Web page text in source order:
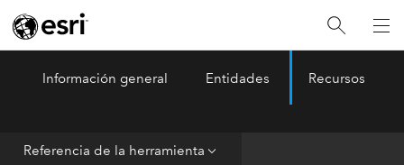
ArcGIS Pro Menu
Información general Entidades Recursos
Referencia de la herramienta